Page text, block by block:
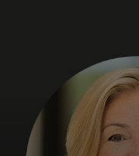
Para empresas
Para el mundo
Para innovadores